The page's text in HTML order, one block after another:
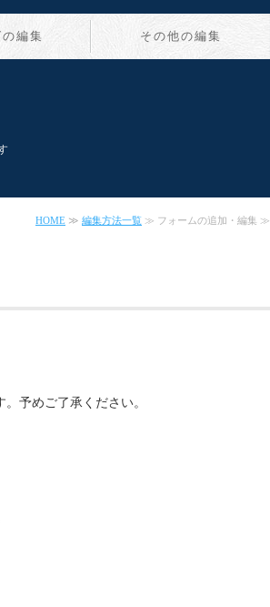
編集 その他の編集
HOME ≫ 編集方法一覧 ≫ フォームの追加・編集 ≫
予めご了承ください。